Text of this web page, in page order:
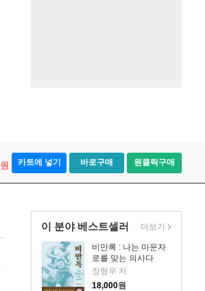
원 카트에 넣기 바로구매 원클릭구매
이 분야 베스트셀러
비만록 : 나는 마운자
로를 맞는 의사다
장형우 저
18,000원
더보기